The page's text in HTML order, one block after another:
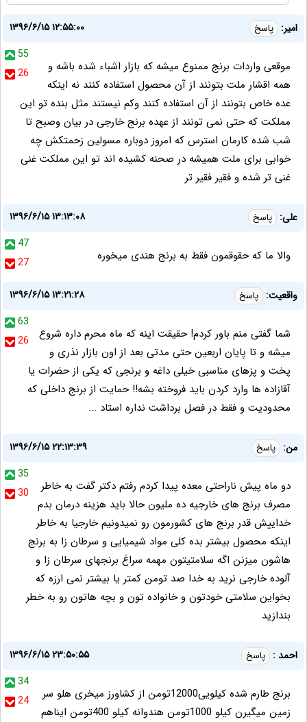
امیر: پاسخ
۱۳۹۶/۶/۱۵ ۱۲:۵۵:۰۰
55
26
موقعی واردات برنج ممنوع میشه که بازار اشباء شده باشه و
همه اقشار ملت بتونند از آن محصول استفاده کنند نه اینکه
عده خاص بتونند از آن استفاده کنند وکم نیستند مثل بنده تو این
مملکت که حتی نمی تونند از عهده برنج خارجی در بیان وصبح تا
شب شده کارمان استرس که امروز دوباره مسولین زحمتکش چه
خوابی برای ملت همیشه در صحنه کشیده اند تو این مملکت غنی
غنی تر شده و فقیر فقیر تر
علی: پاسخ
۱۳۹۶/۶/۱۵ ۱۳:۱۳:۰۸
47
27
والا ما که حقوقمون فقط به برنج هندی میخوره
واقعیت: پاسخ
۱۳۹۶/۶/۱۵ ۱۳:۲۱:۲۸
63
26
شما گفتی منم باور کردم! حقیقت اینه که ماه محرم داره شروع
میشه و تا پایان اربعین حتی مدتی بعد از اون بازار نذری و
پخت و پزهای مناسبی خیلی داغه و برنجی که یکی از حضرات یا
آقازاده ها وارد کردن باید فروخته بشه!! حمایت از برنج داخلی که
محدودیت و فقط در فصل برداشت نداره استاد ...
من: پاسخ
۱۳۹۶/۶/۱۵ ۲۲:۱۳:۳۹
35
30
دو ماه پیش ناراحتی معده پیدا کردم رفتم دکتر گفت به خاطر
مصرف برنج های خارجیه ده ملیون حالا باید هزینه درمان بدم
خداییش قدر برنج های کشورمون رو نمیدونیم خارجیا به خاطر
اینکه محصول بیشتر بده کلی مواد شیمیایی و سرطان زا به برنج
هاشون میزنن اگه سلامتیتون مهمه سراغ برنجهای سرطان زا و
آلوده خارجی نرید به خدا صد تومن کمتر یا بیشتر نمی ارزه که
بخواین سلامتی خودتون و خانواده تون و بچه هاتون رو به خطر
بندازید
احمد : پاسخ
۱۳۹۶/۶/۱۵ ۲۳:۵۰:۵۵
34
24
برنج طارم شده کیلویی12000تومن از کشاورز میخری هلو سر
زمین میگیرن کیلو 1000تومن هندوانه کیلو 400تومن ایناهم